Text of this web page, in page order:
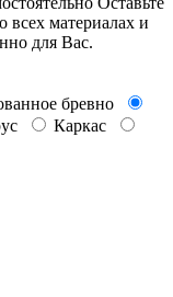
всех материалах и
для Вас.
бревно
Каркас